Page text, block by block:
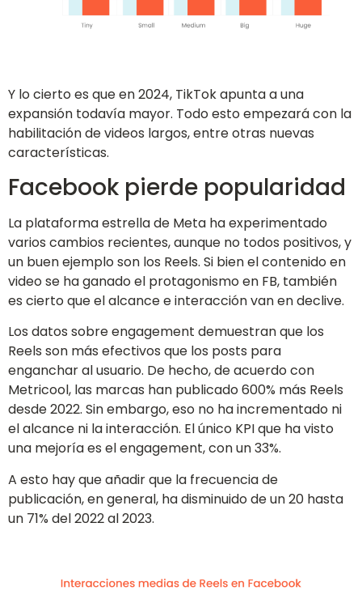
Y lo cierto es que en 2024, TikTok apunta a una
expansión todavía mayor. Todo esto empezará con la
habilitación de videos largos, entre otras nuevas
características.
Facebook pierde popularidad
La plataforma estrella de Meta ha experimentado
varios cambios recientes, aunque no todos positivos, y
un buen ejemplo son los Reels. Si bien el contenido en
video se ha ganado el protagonismo en FB, también
es cierto que el alcance e interacción van en declive.
Los datos sobre engagement demuestran que los
Reels son más efectivos que los posts para
enganchar al usuario. De hecho, de acuerdo con
Metricool, las marcas han publicado 600% más Reels
desde 2022. Sin embargo, eso no ha incrementado ni
el alcance ni la interacción. El único KPI que ha visto
una mejoría es el engagement, con un 33%.
A esto hay que añadir que la frecuencia de
publicación, en general, ha disminuido de un 20 hasta
un 71% del 2022 al 2023.